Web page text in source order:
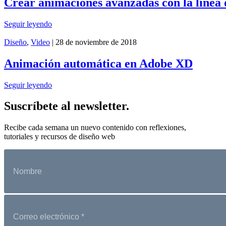
Seguir leyendo
Diseño, Video | 28 de noviembre de 2018
Animación automática en Adobe XD
Seguir leyendo
Suscríbete al newsletter.
Recibe cada semana un nuevo contenido con reflexiones,
tutoriales y recursos de diseño web